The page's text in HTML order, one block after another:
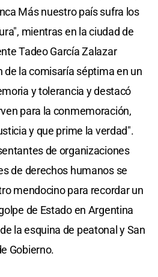
Más nuestro país sufra los
mientras en la ciudad de
Tadeo García Zalazar
de la comisaría séptima en un
y tolerancia y destacó
para la conmemoración,
y que prime la verdad".
de organizaciones
de derechos humanos se
mendocino para recordar un
de Estado en Argentina
la esquina de peatonal y San
Gobierno.